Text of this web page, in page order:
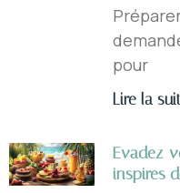
pour
Lire la
Evadez-
inspires